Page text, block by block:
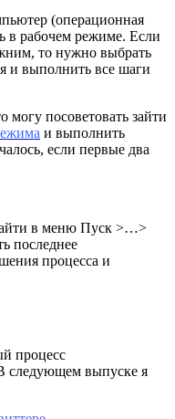
(операционная
в рабочем режиме. Если
то нужно выбрать
и выполнить все шаги
могу посоветовать зайти
и выполнить
если первые два
в меню Пуск >…>
последнее
процесса и
процесс
следующем выпуске я